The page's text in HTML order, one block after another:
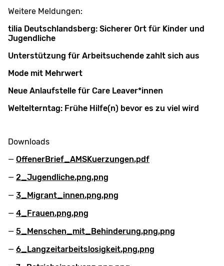
Weitere Meldungen:
tilia Deutschlandsberg: Sicherer Ort für Kinder und
Jugendliche
Unterstützung für Arbeitsuchende zahlt sich aus
Mode mit Mehrwert
Neue Anlaufstelle für Care Leaver*innen
Weltelterntag: Frühe Hilfe(n) bevor es zu viel wird
Downloads
OffenerBrief_AMSKuerzungen.pdf
2_Jugendliche.png.png
3_Migrant_innen.png.png
4_Frauen.png.png
5_Menschen_mit_Behinderung.png.png
6_Langzeitarbeitslosigkeit.png.png